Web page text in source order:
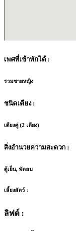
เพศที่เข้าพักได้ :
รวมชายหญิง
ชนิดเตียง :
เตียงคู่ (2 เตียง)
สิ่งอำนวยความสะดวก :
ตู้เย็น, พัดลม
เลี้ยงสัตว์ :
ลิฟต์ :